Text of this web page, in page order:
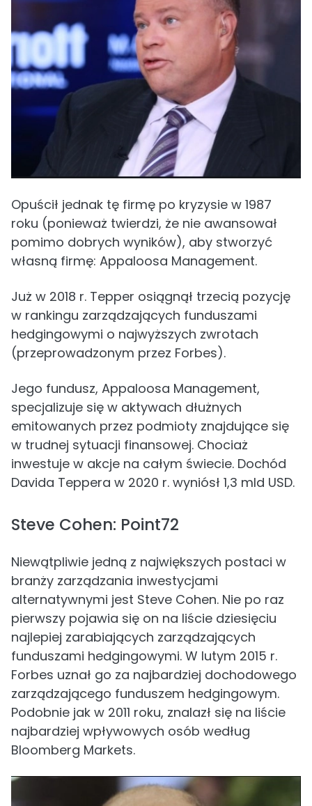
Opuścił jednak tę firmę po kryzysie w 1987
roku (ponieważ twierdzi, że nie awansował
pomimo dobrych wyników), aby stworzyć
własną firmę: Appaloosa Management.
Już w 2018 r. Tepper osiągnął trzecią pozycję
w rankingu zarządzających funduszami
hedgingowymi o najwyższych zwrotach
(przeprowadzonym przez Forbes).
Jego fundusz, Appaloosa Management,
specjalizuje się w aktywach dłużnych
emitowanych przez podmioty znajdujące się
w trudnej sytuacji finansowej. Chociaż
inwestuje w akcje na całym świecie. Dochód
Davida Teppera w 2020 r. wyniósł 1,3 mld USD.
Steve Cohen: Point72
Niewątpliwie jedną z największych postaci w
branży zarządzania inwestycjami
alternatywnymi jest Steve Cohen. Nie po raz
pierwszy pojawia się on na liście dziesięciu
najlepiej zarabiających zarządzających
funduszami hedgingowymi. W lutym 2015 r.
Forbes uznał go za najbardziej dochodowego
zarządzającego funduszem hedgingowym.
Podobnie jak w 2011 roku, znalazł się na liście
najbardziej wpływowych osób według
Bloomberg Markets.